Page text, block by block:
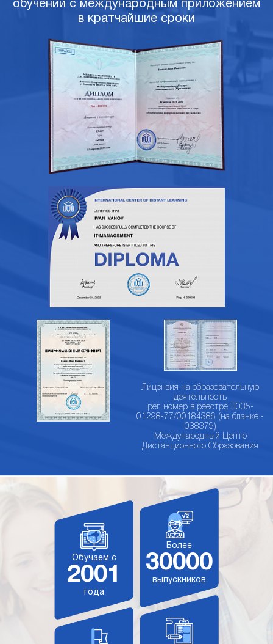
обучении с международным приложением
в кратчайшие сроки
Лицензия на образовательную
деятельность
рег. номер в реестре Л035-
01298-77/00184386 (на бланке -
038379)
Международный Центр
Дистанционного Образования
Обучаем с
2001
года
Более
30000
выпускников